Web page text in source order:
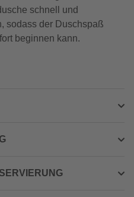
schnell und
sodass der Duschspaß
beginnen kann.